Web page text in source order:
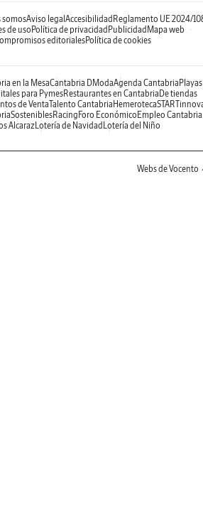
somosAviso legal Accesibilidad Reglamento UE 2024/
de usoPolítica de privacidad Publicidad Mapa web
editorialesPolítica de cookies
en la MesaCantabria DModaAgenda Cantabria Playas
para PymesRestaurantes en Cantabria De tiendas
de VentaTalento Cantabria Hemeroteca
SosteniblesRacing Foro Económico Empleo Cantabria
AlcarazLotería de Navidad Lotería del Niño
Webs de Vocento